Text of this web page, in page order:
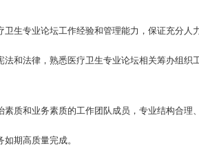
卫生专业论坛工作经验和管理能力，保证充分人
法和法律，熟悉医疗卫生专业论坛相关筹办组
素质和业务素质的工作团队成员，专业结构合理
期高质量完成。